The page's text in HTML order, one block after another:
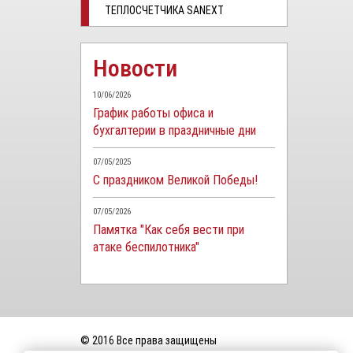
ТЕПЛОСЧЕТЧИКА SANEXT
Новости
10/06/2026
График работы офиса и
бухгалтерии в праздничные дни
07/05/2025
С праздником Великой Победы!
07/05/2026
Памятка "Как себя вести при
атаке беспилотника"
© 2016 Все права защищены